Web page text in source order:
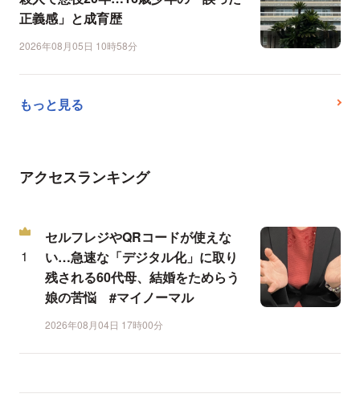
正義感」と成育歴
2026年08月05日 10時58分
もっと見る
アクセスランキング
セルフレジやQRコードが使えな
い…急速な「デジタル化」に取り
残される60代母、結婚をためらう
娘の苦悩 #マイノーマル
2026年08月04日 17時00分